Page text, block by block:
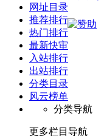
网址目录
推荐排行
热门排行
最新快审
入站排行
出站排行
分类目录
风云榜单
分类导航
更多栏目导航